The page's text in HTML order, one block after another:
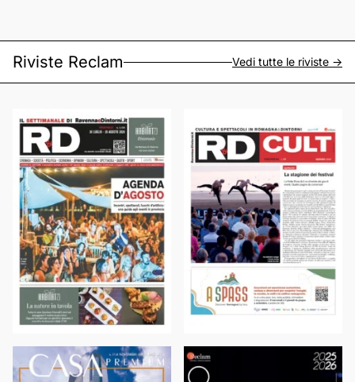
Riviste Reclam Vedi tutte le riviste ->